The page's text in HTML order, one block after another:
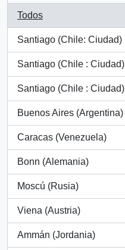
Todos
Santiago (Chile: Ciudad)
, 105 resultados
Santiago (Chile : Ciudad)
, 71 resultados
Santiago (Chile : Ciudad)
, 41 resultados
Buenos Aires (Argentina)
, 11 resultados
Caracas (Venezuela)
, 9 resultados
Bonn (Alemania)
, 7 resultados
Moscú (Rusia)
, 5 resultados
Viena (Austria)
, 5 resultados
Ammán (Jordania)
, 5 resultados